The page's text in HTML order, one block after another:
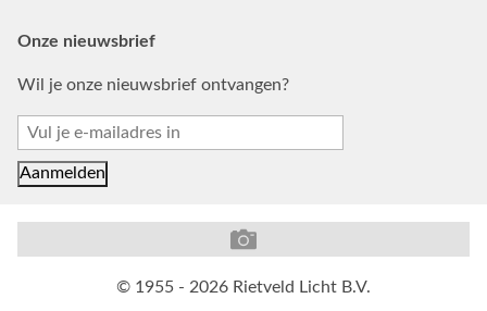
Onze nieuwsbrief
Wil je onze nieuwsbrief ontvangen?
© 1955 - 2026 Rietveld Licht B.V.